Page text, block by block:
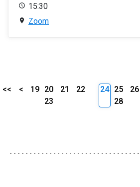
15:30
Zoom
<< < 19 20 21
22
23
24 25 26
28